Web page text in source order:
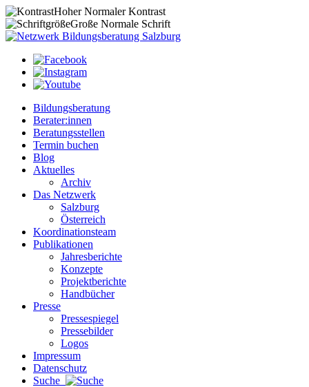
HoherNormalerKontrast
Große Normale Schrift
Bildungsberatung
Berater:innen
Beratungsstellen
Termin buchen
Blog
Aktuelles
Archiv
Das Netzwerk
Salzburg
Österreich
Koordinationsteam
Publikationen
Jahresberichte
Konzepte
Projektberichte
Handbücher
Presse
Pressespiegel
Pressebilder
Logos
Impressum
Datenschutz
Suche